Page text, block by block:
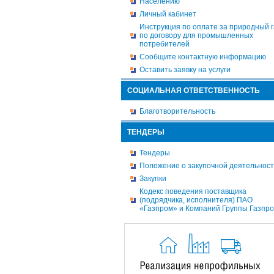
Личный кабинет
Инструкция по оплате за природный
по договору для промышленных
потребителей
Сообщите контактную информацию
Оставить заявку на услуги
СОЦИАЛЬНАЯ ОТВЕТСТВЕННОСТЬ
Благотворительность
ТЕНДЕРЫ
Тендеры
Положение о закупочной
Закупки
Кодекс поведения поставщика
(подрядчика, исполнителя) ПАО
«Газпром» и Компаний Группы